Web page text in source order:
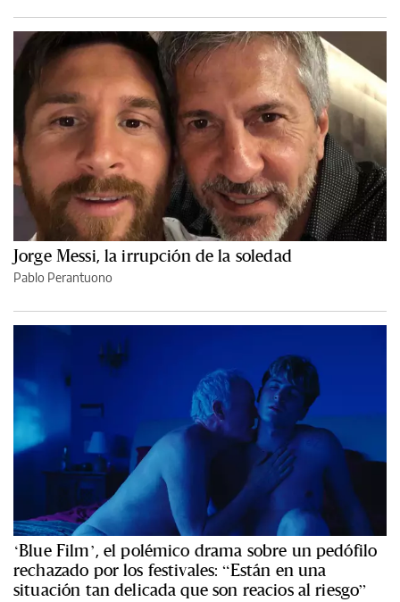
Jorge Messi, la irrupción de la soledad
Pablo Perantuono
‘Blue Film’, el polémico drama sobre un pedófilo
rechazado por los festivales: “Están en una
situación tan delicada que son reacios al riesgo”